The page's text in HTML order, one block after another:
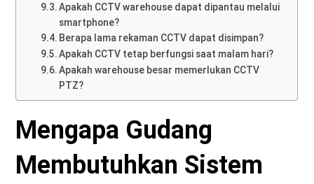
Apakah CCTV warehouse dapat dipantau melalui
smartphone?
Berapa lama rekaman CCTV dapat disimpan?
Apakah CCTV tetap berfungsi saat malam hari?
Apakah warehouse besar memerlukan CCTV
PTZ?
Mengapa Gudang
Membutuhkan Sistem